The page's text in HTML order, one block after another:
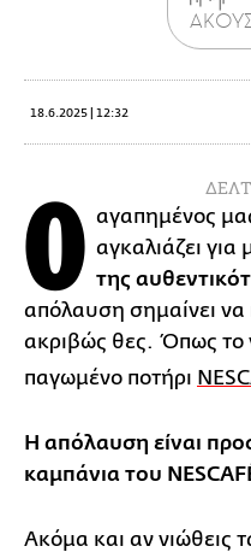
18.6.2025 | 12:32
O αγαπημένος
αγκαλιάζει για
της
απόλαυση σημαίνει
ακριβώς θες. Όπως το
παγωμένο ποτήρι
Η απόλαυση είναι
καμπάνια του
Ακόμα και αν νιώθεις